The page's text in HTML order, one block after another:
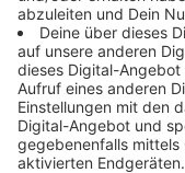
Vorfreude in
wieder rund auf
Gronau. Die
stellvertretenden
eröffnet. Auf die
wie Autoscooter,